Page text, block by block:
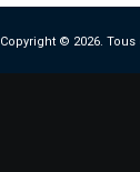
Copyright © 2026.